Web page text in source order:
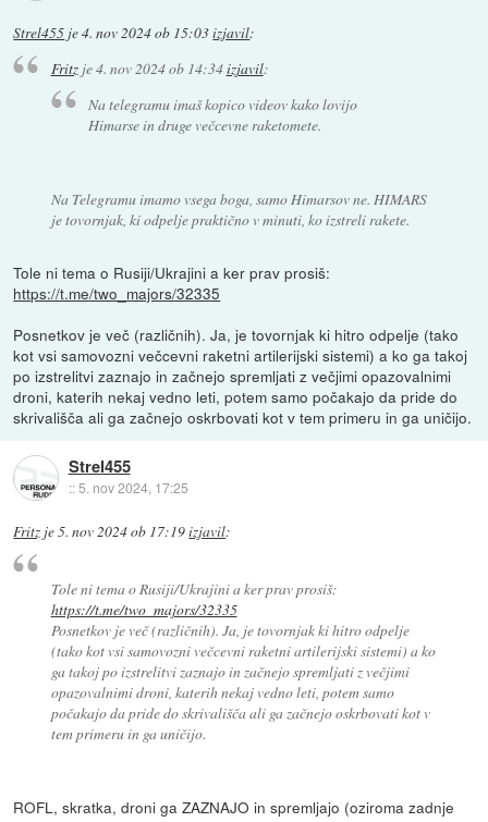
Strel455 je4. nov 2024 ob 15:03izjavil:
Fritzje4. nov 2024 ob 14:34izjavil:
Na telegramu imaš kopico videov kako lovijo
Himarse in druge večcevne raketomete.
Na Telegramu imamo vsega boga, samo Himarsov ne. HIMARS
je tovornjak, ki odpelje praktično v minuti, ko izstreli rakete.
Tole ni tema o Rusiji/Ukrajini a ker prav prosiš:
https://t.me/two_majors/32335
Posnetkov je več (različnih). Ja, je tovornjak ki hitro odpelje (tako
kot vsi samovozni večcevni raketni artilerijski sistemi) a ko ga takoj
po izstrelitvi zaznajo in začnejo spremljati z večjimi opazovalnimi
droni, katerih nekaj vedno leti, potem samo počakajo da pride do
skrivališča ali ga začnejo oskrbovati kot v tem primeru in ga uničijo.
Strel455
::5. nov 2024, 17:25
Fritz je5. nov 2024 ob 17:19izjavil:
Tole ni tema o Rusiji/Ukrajini a ker prav prosiš:
https://t.me/two_majors/32335
Posnetkov je več (različnih). Ja, je tovornjak ki hitro odpelje
(tako kot vsi samovozni večcevni raketni artilerijski sistemi) a ko
ga takoj po izstrelitvi zaznajo in začnejo spremljati z večjimi
opazovalnimi droni, katerih nekaj vedno leti, potem samo
počakajo da pride do skrivališča ali ga začnejo oskrbovati kot v
tem primeru in ga uničijo.
ROFL, skratka, droni ga ZAZNAJO in spremljajo (oziroma zadnje